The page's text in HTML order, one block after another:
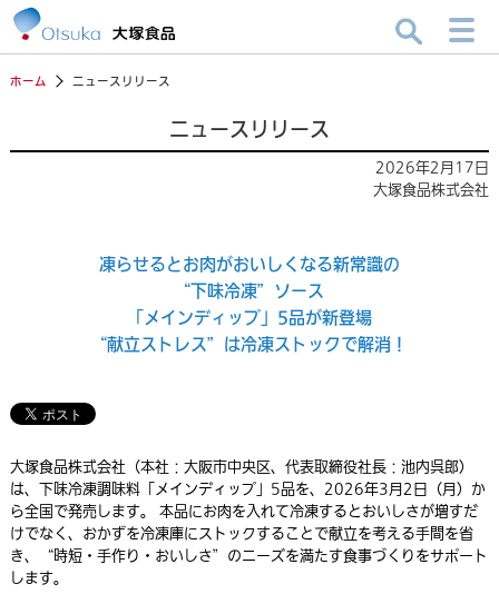
ホーム ニュースリリース
ニュースリリース
2026年2月17日
大塚食品株式会社
凍らせるとお肉がおいしくなる新常識の
“下味冷凍”ソース
「メインディップ」5品が新登場
“献立ストレス”は冷凍ストックで解消！
大塚食品株式会社（本社：大阪市中央区、代表取締役社長：池内呉郎）
は、下味冷凍調味料「メインディップ」5品を、2026年3月2日（月）か
ら全国で発売します。 本品にお肉を入れて冷凍するとおいしさが増すだ
けでなく、おかずを冷凍庫にストックすることで献立を考える手間を省
き、“時短・手作り・おいしさ”のニーズを満たす食事づくりをサポート
します。